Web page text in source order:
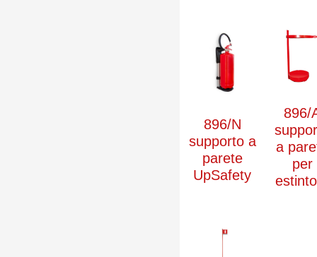
896/N
supporto a
parete
UpSafety
896/
a
per